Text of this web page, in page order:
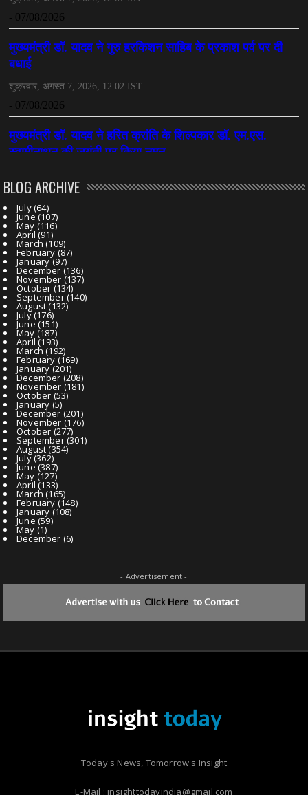
July 07, 2026
BLOG ARCHIVE
July(64)
June(107)
May (116)
April (91)
March (109)
February (87)
January(97)
December (136)
November (137)
October (134)
September(140)
August(132)
July(176)
June(151)
May (187)
April (193)
March (192)
February (169)
January(201)
December (208)
November (181)
October (53)
January (5)
December(201)
November (176)
October (277)
September(301)
August(354)
July(362)
June(387)
May (127)
April (133)
March (165)
February (148)
January(108)
June (59)
May (1)
December (6)
- Advertisement -
Today's News, Tomorrow's Insight
E-Mail : insighttodayindia@gmail.com